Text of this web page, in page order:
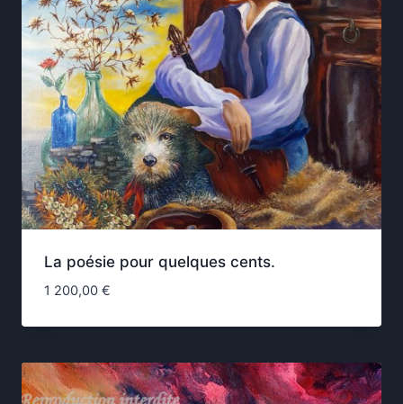
La poésie pour quelques cents.
1 200,00 €